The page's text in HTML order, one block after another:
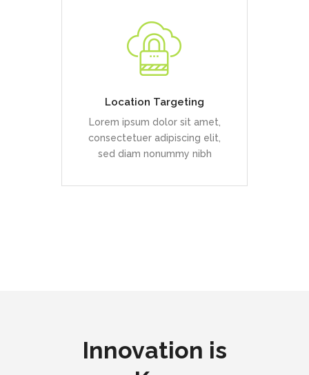
Location Targeting
Lorem ipsum dolor sit amet,
consectetuer adipiscing elit,
sed diam nonummy nibh
Duis dolor est, tincidunt vel
enim sit amet, venenatis
euismod neque
READ MORE
Innovation is